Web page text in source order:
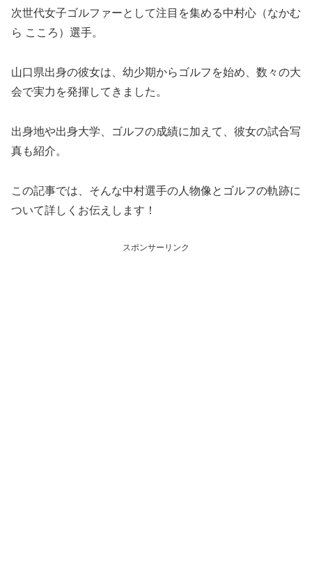
次世代女子ゴルファーとして注目を集める中村心（なかむ
ら こころ）選手。
山口県出身の彼女は、幼少期からゴルフを始め、数々の大
会で実力を発揮してきました。
出身地や出身大学、ゴルフの成績に加えて、彼女の試合写
真も紹介。
この記事では、そんな中村選手の人物像とゴルフの軌跡に
ついて詳しくお伝えします！
スポンサーリンク